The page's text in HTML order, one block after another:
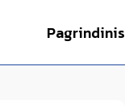
Pagrindinis